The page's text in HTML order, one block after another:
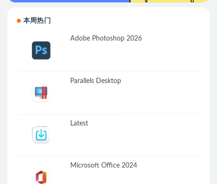
本周热门
Adobe Photoshop 2026
Parallels Desktop
Latest
Microsoft Office 2024